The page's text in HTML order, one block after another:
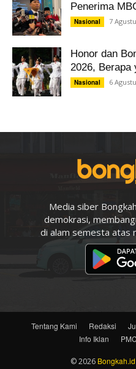
Penerima
Nasional 7
Honor dan
2026, Berapa
Nasional 6
Media siber
demokrasi,
di alam semesta atas
Tentang Kami Redaksi
Info Iklan
PMC
© 2026 Bongkah.id